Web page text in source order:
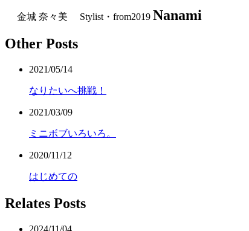
金城 奈々美 Stylist・from2019 Nanami
Other Posts
2021/05/14
なりたいへ挑戦！
2021/03/09
ミニボブいろいろ。
2020/11/12
はじめての
Relates Posts
2024/11/04